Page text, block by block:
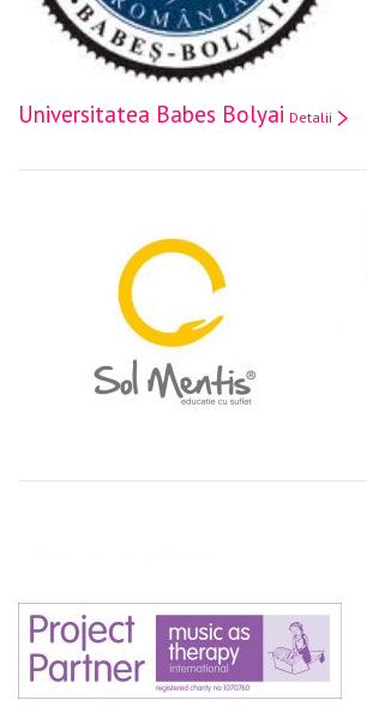
Universitatea Babes Bolyai Detalii